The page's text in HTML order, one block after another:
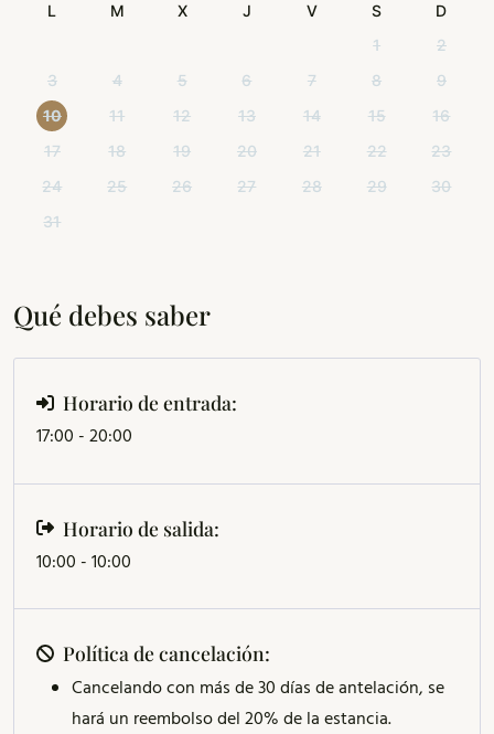
L M X J V S
D
1
2
3
4 5 6 7 8
9
10
11 12 13 14 15
16
17
18 19 20 21 22
23
24
25 26 27 28 29
30
31
Qué debes saber
Horario de entrada:
17:00 - 20:00
Horario de salida:
10:00 - 10:00
Política de cancelación:
Cancelando con más de 30 días de antelación, se
hará un reembolso del 20% de la estancia.